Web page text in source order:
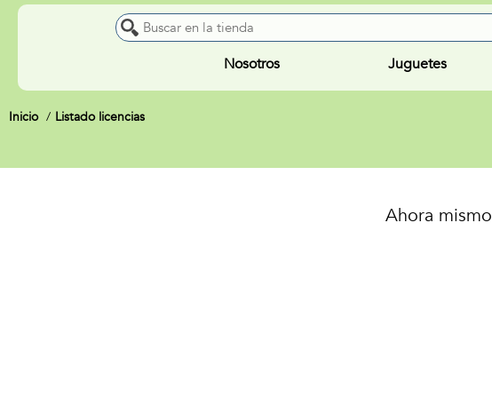
Nosotros Juguetes
Inicio Listado licencias
Ahora